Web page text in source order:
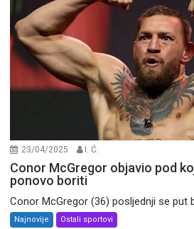
23/04/2025 I. Ć.
Conor McGregor objavio pod
ponovo boriti
Conor McGregor (36) posljednji se put
Najnovije Ostali sportovi